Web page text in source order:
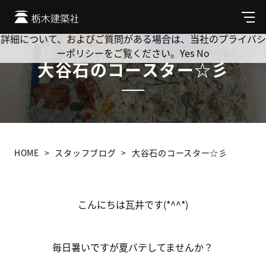
メ
ニ
ュ
大谷石のコースター☆彡
HOME スタッフブログ 大谷石のコースター☆彡
こんにちは瓦井です(*^^*)
毎日暑いですが夏バテしてませんか？
Cookie を使用して、お客様の活動を追跡してもよろしいです
か? 当社ではお客様のプライバシーを極めて重視しています。
詳細について、およびご質問がある場合は、当社のプライバシ
ーポリシーをご覧ください。 Yes No